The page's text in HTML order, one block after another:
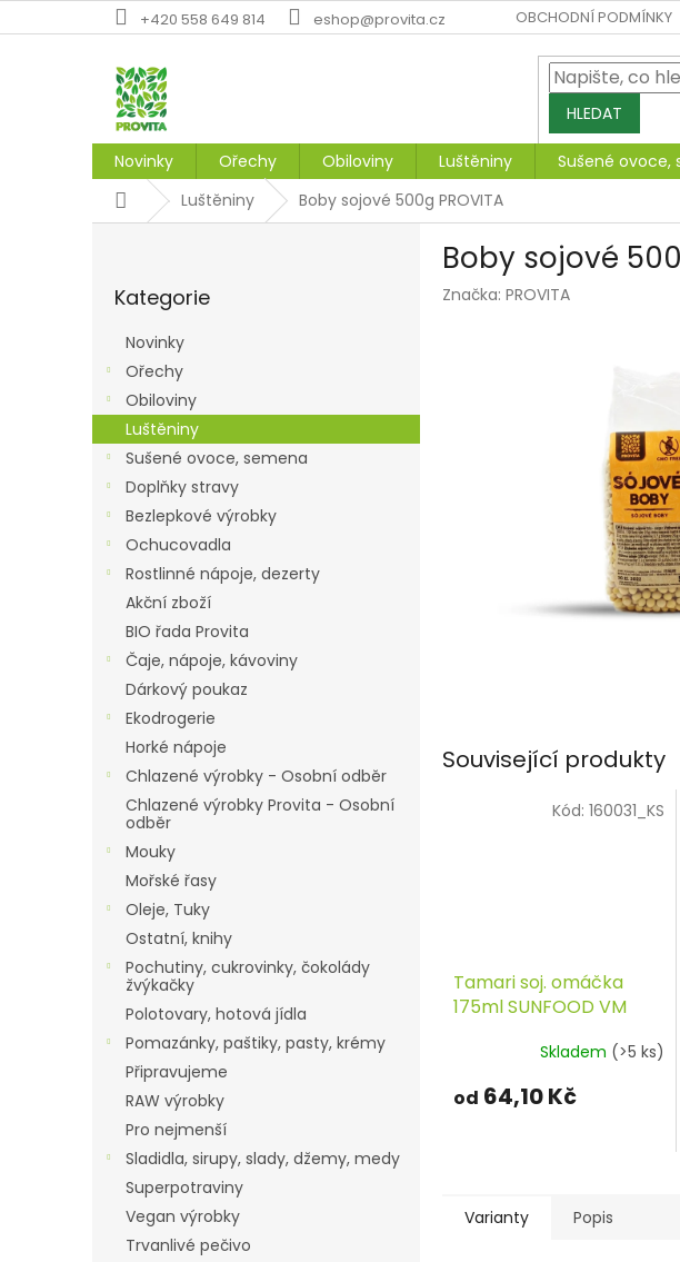
na
+420 558 649 814 eshop@provita.cz OBCHODNÍ PODMÍNKY
HLEDAT
Novinky Ořechy Obiloviny Luštěniny Sušené ovoce,
DomůLuštěniny Boby sojové 500g PROVITA
kategorie
Kategorie
Novinky
Ořechy
Obiloviny
Luštěniny
Sušené ovoce, semena
Doplňky stravy
Bezlepkové výrobky
Ochucovadla
Rostlinné nápoje, dezerty
Akční zboží
BIO řada Provita
Čaje, nápoje, kávoviny
Dárkový poukaz
Ekodrogerie
Horké nápoje
Chlazené výrobky - Osobní odběr
Chlazené výrobky Provita - Osobní
odběr
Mouky
Mořské řasy
Oleje, Tuky
Ostatní, knihy
Pochutiny, cukrovinky, čokolády
žvýkačky
Polotovary, hotová jídla
Pomazánky, paštiky, pasty, krémy
Připravujeme
RAW výrobky
Pro nejmenší
Sladidla, sirupy, slady, džemy, medy
Superpotraviny
Vegan výrobky
Trvanlivé pečivo
Boby sojové
Značka: PROVITA
Související produkty
Tamari soj. omáčka
175ml SUNFOOD VM
Skladem (>5 ks)
od 64,10 Kč
Kód: 160031_KS
Varianty Popis